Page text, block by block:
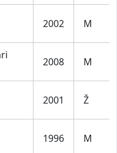
2002 M
2008 M
2001 Ž
1996 M